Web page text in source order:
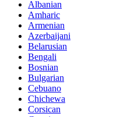
Albanian
Amharic
Armenian
Azerbaijani
Belarusian
Bengali
Bosnian
Bulgarian
Cebuano
Chichewa
Corsican